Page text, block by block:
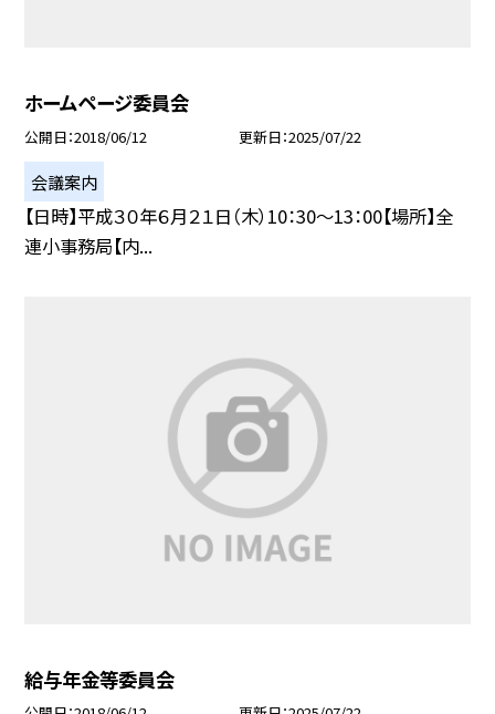
ホームページ委員会
公開日 2018/06/12 更新日 2025/07/22
会議案内
【日時】平成３０年６月２１日（木）10：30〜13：00【場所】全
連小事務局【内...
給与年金等委員会